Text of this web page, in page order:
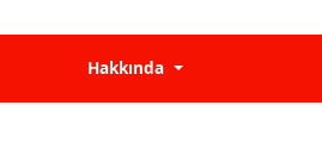
Hakkında